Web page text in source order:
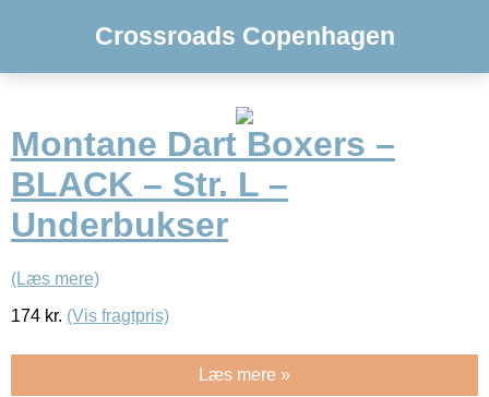
Crossroads Copenhagen
Montane Dart Boxers –
BLACK – Str. L –
Underbukser
(Læs mere)
174 kr. (Vis fragtpris)
Læs mere »